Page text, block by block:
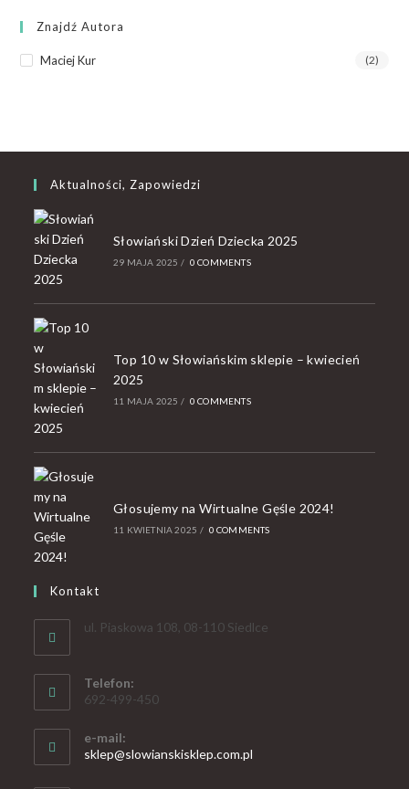
Znajdź Autora
Maciej Kur (2)
Aktualności, Zapowiedzi
Słowiański Dzień Dziecka 2025
29 MAJA 2025 / 0 COMMENTS
Top 10 w Słowiańskim sklepie – kwiecień
2025
11 MAJA 2025 / 0 COMMENTS
Głosujemy na Wirtualne Gęśle 2024!
11 KWIETNIA 2025 / 0 COMMENTS
Kontakt
ul. Piaskowa 108, 08-110 Siedlce
Telefon:
692-499-450
e-mail:
sklep@slowianskisklep.com.pl